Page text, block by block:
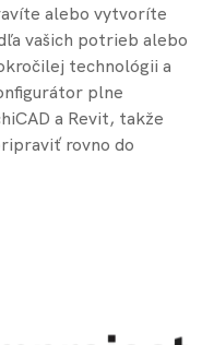
alebo vytvoríte
vašich potrieb alebo
technológii a
plne
a Revit, takže
rovno do